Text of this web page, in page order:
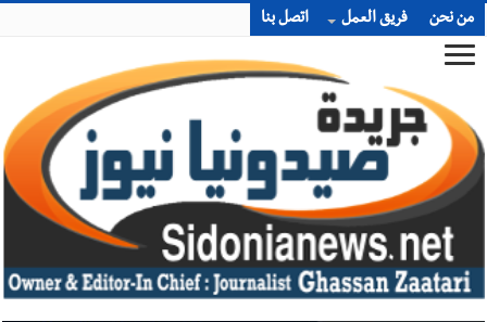
من نحن فريق العمل اتصل بنا